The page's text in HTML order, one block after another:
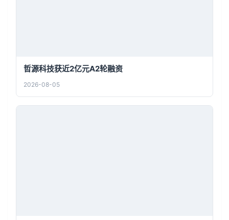
哲源科技获近2亿元A2轮融资
2026-08-05